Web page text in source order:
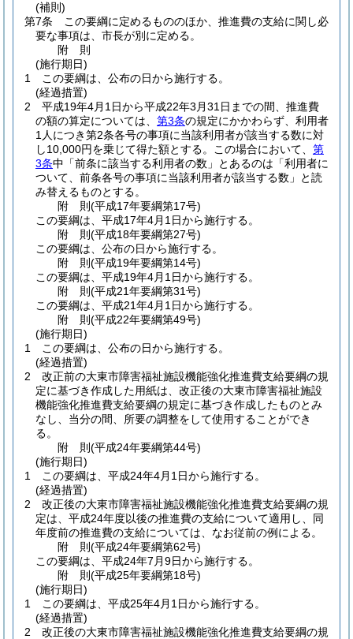
(補則)
第7条
この要綱に定めるもののほか、推進費の支給に関し必
要な事項は、市長が別に定める。
附 則
(施行期日)
1
この要綱は、公布の日から施行する。
(経過措置)
2
平成19年4月1日から平成22年3月31日までの間、推進費
の額の算定については、 第3条の規定にかかわらず、利用者
1人につき第2条各号の事項に当該利用者が該当する数に対
し10,000円を乗じて得た額とする。
この場合において、 第
3条中「前条に該当する利用者の数」とあるのは「利用者に
ついて、前条各号の事項に当該利用者が該当する数」と読
み替えるものとする。
附 則(平成17年要綱第17号)
この要綱は、平成17年4月1日から施行する。
附 則(平成18年要綱第27号)
この要綱は、公布の日から施行する。
附 則(平成19年要綱第14号)
この要綱は、平成19年4月1日から施行する。
附 則(平成21年要綱第31号)
この要綱は、平成21年4月1日から施行する。
附 則(平成22年要綱第49号)
(施行期日)
1
この要綱は、公布の日から施行する。
(経過措置)
2
改正前の大東市障害福祉施設機能強化推進費支給要綱の規
定に基づき作成した用紙は、改正後の大東市障害福祉施設
機能強化推進費支給要綱の規定に基づき作成したものとみ
なし、当分の間、所要の調整をして使用することができ
る。
附 則(平成24年要綱第44号)
(施行期日)
1
この要綱は、平成24年4月1日から施行する。
(経過措置)
2
改正後の大東市障害福祉施設機能強化推進費支給要綱の規
定は、平成24年度以後の推進費の支給について適用し、同
年度前の推進費の支給については、なお従前の例による。
附 則(平成24年要綱第62号)
この要綱は、平成24年7月9日から施行する。
附 則(平成25年要綱第18号)
(施行期日)
1
この要綱は、平成25年4月1日から施行する。
(経過措置)
2
改正後の大東市障害福祉施設機能強化推進費支給要綱の規